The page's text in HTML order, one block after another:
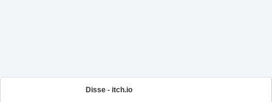
Disse - itch.io